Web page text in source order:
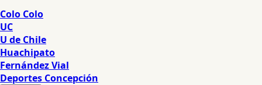
Colo Colo
UC
U de Chile
Huachipato
Fernández Vial
Deportes Concepción